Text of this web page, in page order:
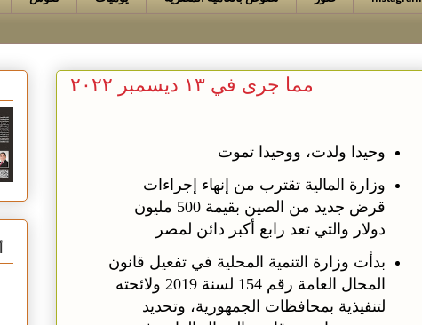
مما جرى في ١٣ ديسمبر ٢٠٢٢
وحيدا ولدت، ووحيدا تموت
وزارة المالية‬⁩ تقترب من إنهاء إجراءات
قرض جديد من الصين بقيمة 500 مليون
دولار والتي تعد رابع أكبر دائن لمصر
بدأت وزارة التنمية المحلية في تفعيل قانون
المحال العامة رقم 154 لسنة 2019 ولائحته
لتنفيذية بمحافظات الجمهورية، وتحديد